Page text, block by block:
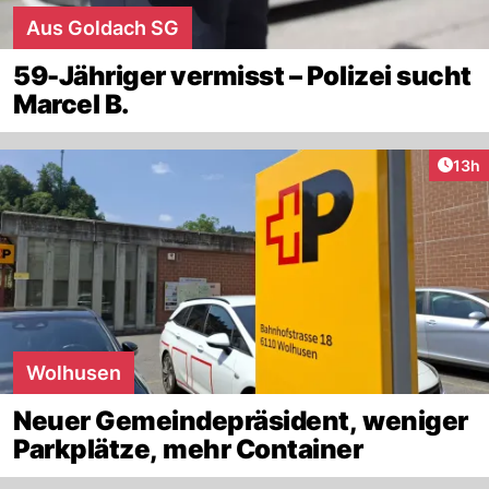
Aus Goldach SG
59-Jähriger vermisst – Polizei sucht
Marcel B.
13h
Wolhusen
Neuer Gemeindepräsident, weniger
Parkplätze, mehr Container